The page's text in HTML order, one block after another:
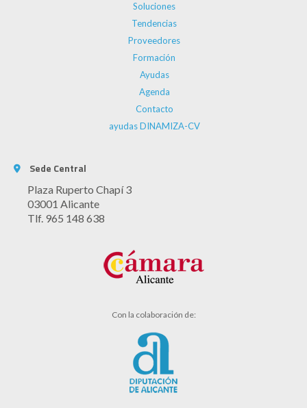
Soluciones
Tendencias
Proveedores
Formación
Ayudas
Agenda
Contacto
ayudas DINAMIZA-CV
Sede Central
Plaza Ruperto Chapí 3
03001 Alicante
Tlf. 965 148 638
Con la colaboración de: